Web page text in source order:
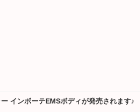
インボーテEMSボディが発売されます♪